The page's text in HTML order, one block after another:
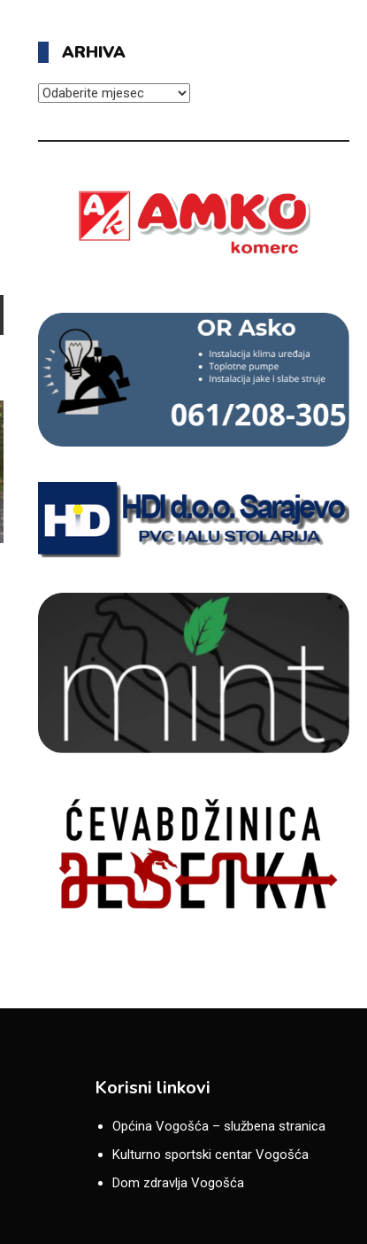
ARHIVA
ARHIVA
Korisni linkovi
Općina Vogošća – službena stranica
Kulturno sportski centar Vogošća
Dom zdravlja Vogošća